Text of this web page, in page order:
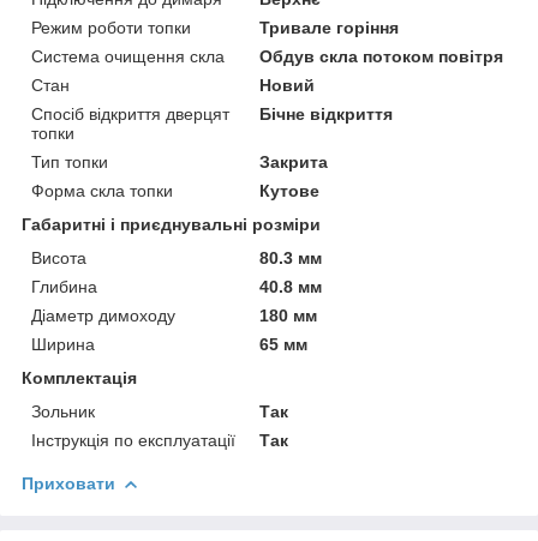
Режим роботи топки
Тривале горіння
Система очищення скла
Обдув скла потоком повітря
Стан
Новий
Спосіб відкриття дверцят
топки
Бічне відкриття
Тип топки
Закрита
Форма скла топки
Кутове
Габаритні і приєднувальні розміри
Висота
80.3 мм
Глибина
40.8 мм
Діаметр димоходу
180 мм
Ширина
65 мм
Комплектація
Зольник
Так
Інструкція по експлуатації
Так
Приховати